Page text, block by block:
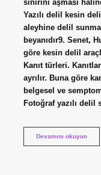
sınırını aşması
Yazılı delil kesin
aleyhine delil
beyanıdır9. Senet,
göre kesin delil
Kanıt türleri.
ayrılır. Buna göre
belgesel ve
Fotoğraf yazılı delil
Devamını okuyunYazılı